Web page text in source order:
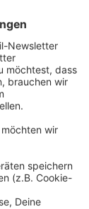
(3.1., 00:05
bemerkte
Renault,
den
entstand